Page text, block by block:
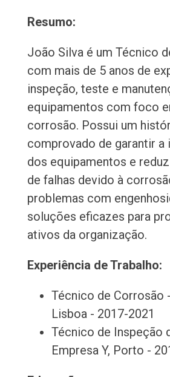
Resumo:
João Silva é um Técnico
com mais de 5 anos de
inspeção, teste e
equipamentos com foco
corrosão. Possui um
comprovado de garantir a
dos equipamentos e
de falhas devido à
problemas com
soluções eficazes para
ativos da organização.
Experiência de Trabalho:
Técnico de Corrosão
Lisboa - 2017-2021
Técnico de Inspeção
Empresa Y, Porto -